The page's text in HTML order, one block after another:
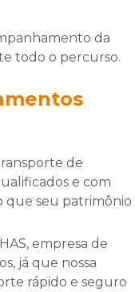
da
todo o percurso.
e com
que seu patrimônio
já que nossa
rápido e seguro